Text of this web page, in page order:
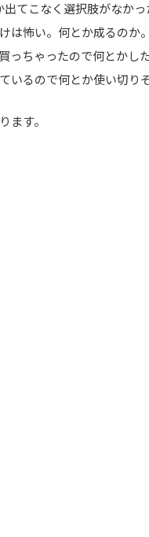
てこなく選択肢がなか
は怖い。何とか成るの
っちゃったので何とか
いるので何とか使い切りそ
ます。